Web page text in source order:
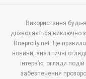
Використання будь-
дозволяється виключно
Dneprcity.net. Це правило
новини, аналітичні
інтерв’ю, огляди
забезпечення